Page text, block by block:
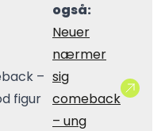
også:
Neuer
nærmer
sig
comeback
– ung